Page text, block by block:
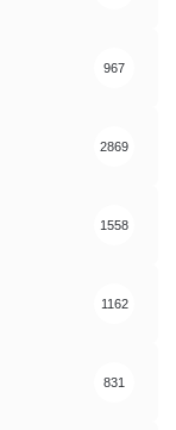
967
2869
1558
1162
831